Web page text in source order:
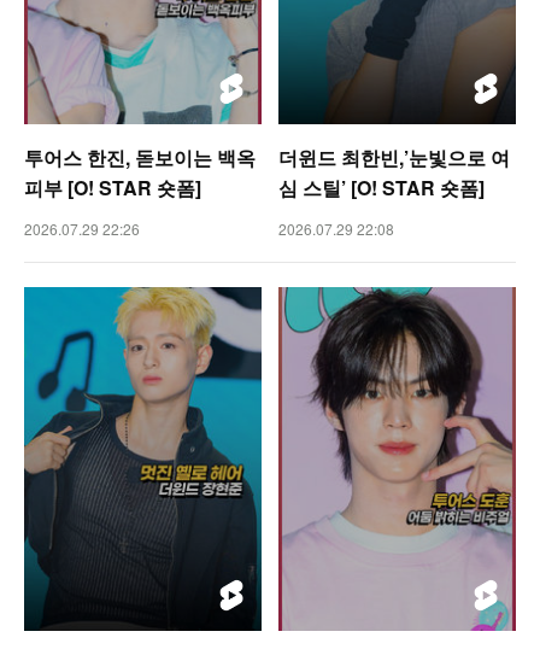
투어스 한진, 돋보이는 백옥
피부 [O! STAR 숏폼]
2026.07.29 22:26
더윈드 최한빈,’눈빛으로 여
심 스틸’ [O! STAR 숏폼]
2026.07.29 22:08